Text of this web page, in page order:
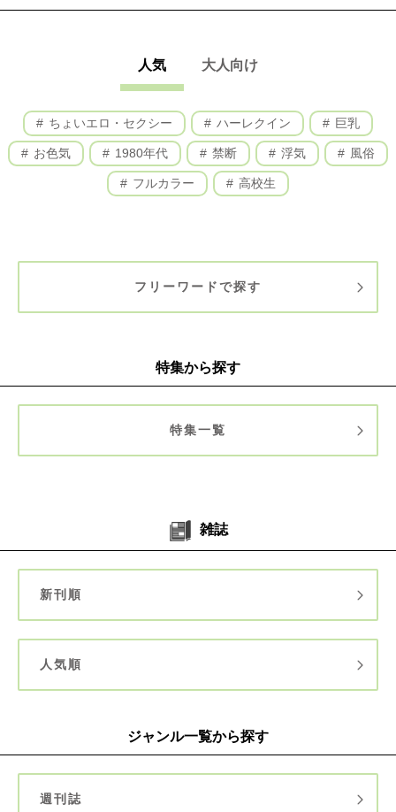
人気 大人向け
ちょいエロ・セクシー ハーレクイン 巨乳
お色気 1980年代 禁断 浮気 風俗
フルカラー 高校生
フリーワードで探す
特集から探す
特集一覧
雑誌
新刊順
人気順
ジャンル一覧から探す
週刊誌